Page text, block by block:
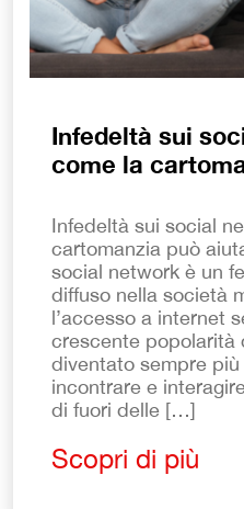
Infedeltà sui
come la
Infedeltà sui social
cartomanzia può
social network è un
diffuso nella società
l’accesso a internet
crescente popolarità
diventato sempre
incontrare e
di fuori delle […]
Scopri di più